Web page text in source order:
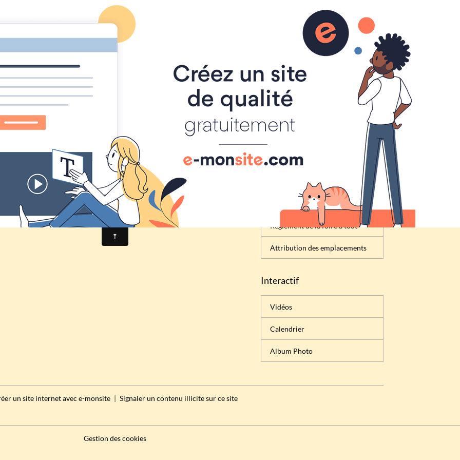
Location Matériel
Cheux
Activités du comité des fêtes
Qui sommes-nous ?
Vie du comité
Location Matériel
Foire à Tout
Renseignement
Règlement de la foire à tout
Attribution des emplacements
Interactif
Vidéos
Calendrier
Album Photo
un site internet avec e-monsite Signaler un contenu illicite sur ce site
Gestion des cookies